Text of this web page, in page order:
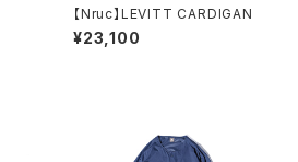
【Nruc】LEVITT CARDIGAN
¥23,100